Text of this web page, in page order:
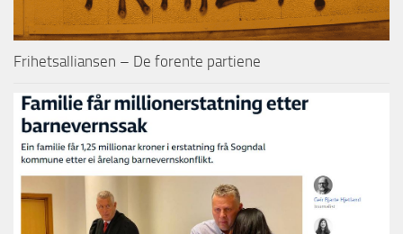
Frihetsalliansen – De forente partiene